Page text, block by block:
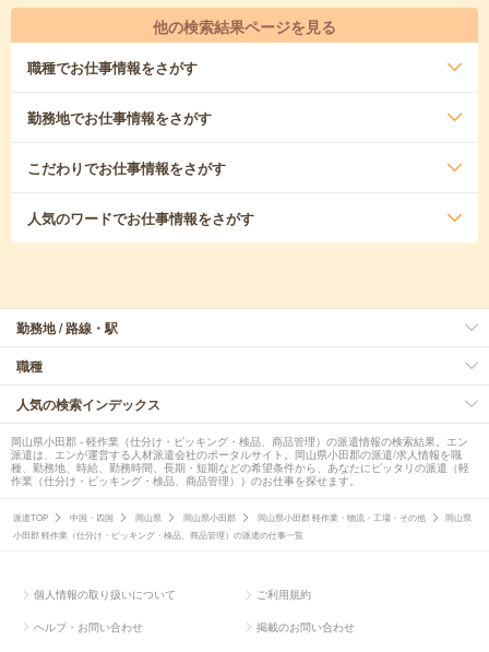
他の検索結果ページを見る
職種でお仕事情報をさがす
勤務地でお仕事情報をさがす
こだわりでお仕事情報をさがす
人気のワードでお仕事情報をさがす
勤務地 / 路線・駅
職種
人気の検索インデックス
岡山県小田郡 - 軽作業（仕分け・ピッキング・検品、商品管理）の派遣情報の検索結果。エン
派遣は、エンが運営する人材派遣会社のポータルサイト。岡山県小田郡の派遣/求人情報を職
種、勤務地、時給、勤務時間、長期・短期などの希望条件から、あなたにピッタリの派遣（軽
作業（仕分け・ピッキング・検品、商品管理））のお仕事を探せます。
派遣TOP 中国・四国 岡山県 岡山県小田郡 岡山県小田郡 軽作業・物流・工場・その他
岡山県
小田郡 軽作業（仕分け・ピッキング・検品、商品管理）の派遣の仕事一覧
個人情報の取り扱いについて ご利用規約
ヘルプ・お問い合わせ 掲載のお問い合わせ